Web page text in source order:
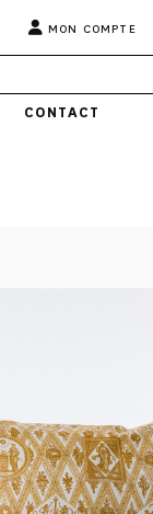
MON COMPTE
CONTACT